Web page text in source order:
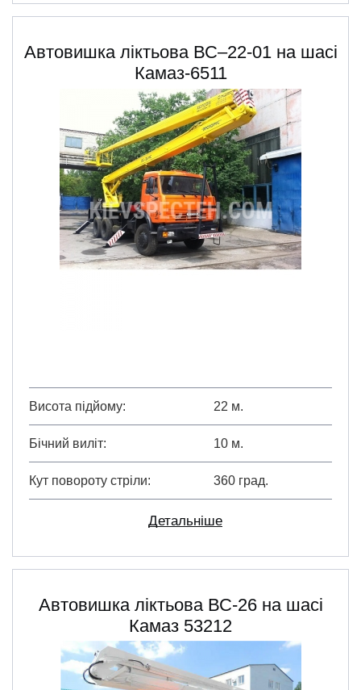
Автовишка ліктьова ВС–22-01 на шасі
Камаз-6511
Висота підйому 22 м.
Бічний виліт 10 м.
Кут повороту стріли 360 град.
Детальніше
Автовишка ліктьова ВС-26 на шасі
Камаз 53212